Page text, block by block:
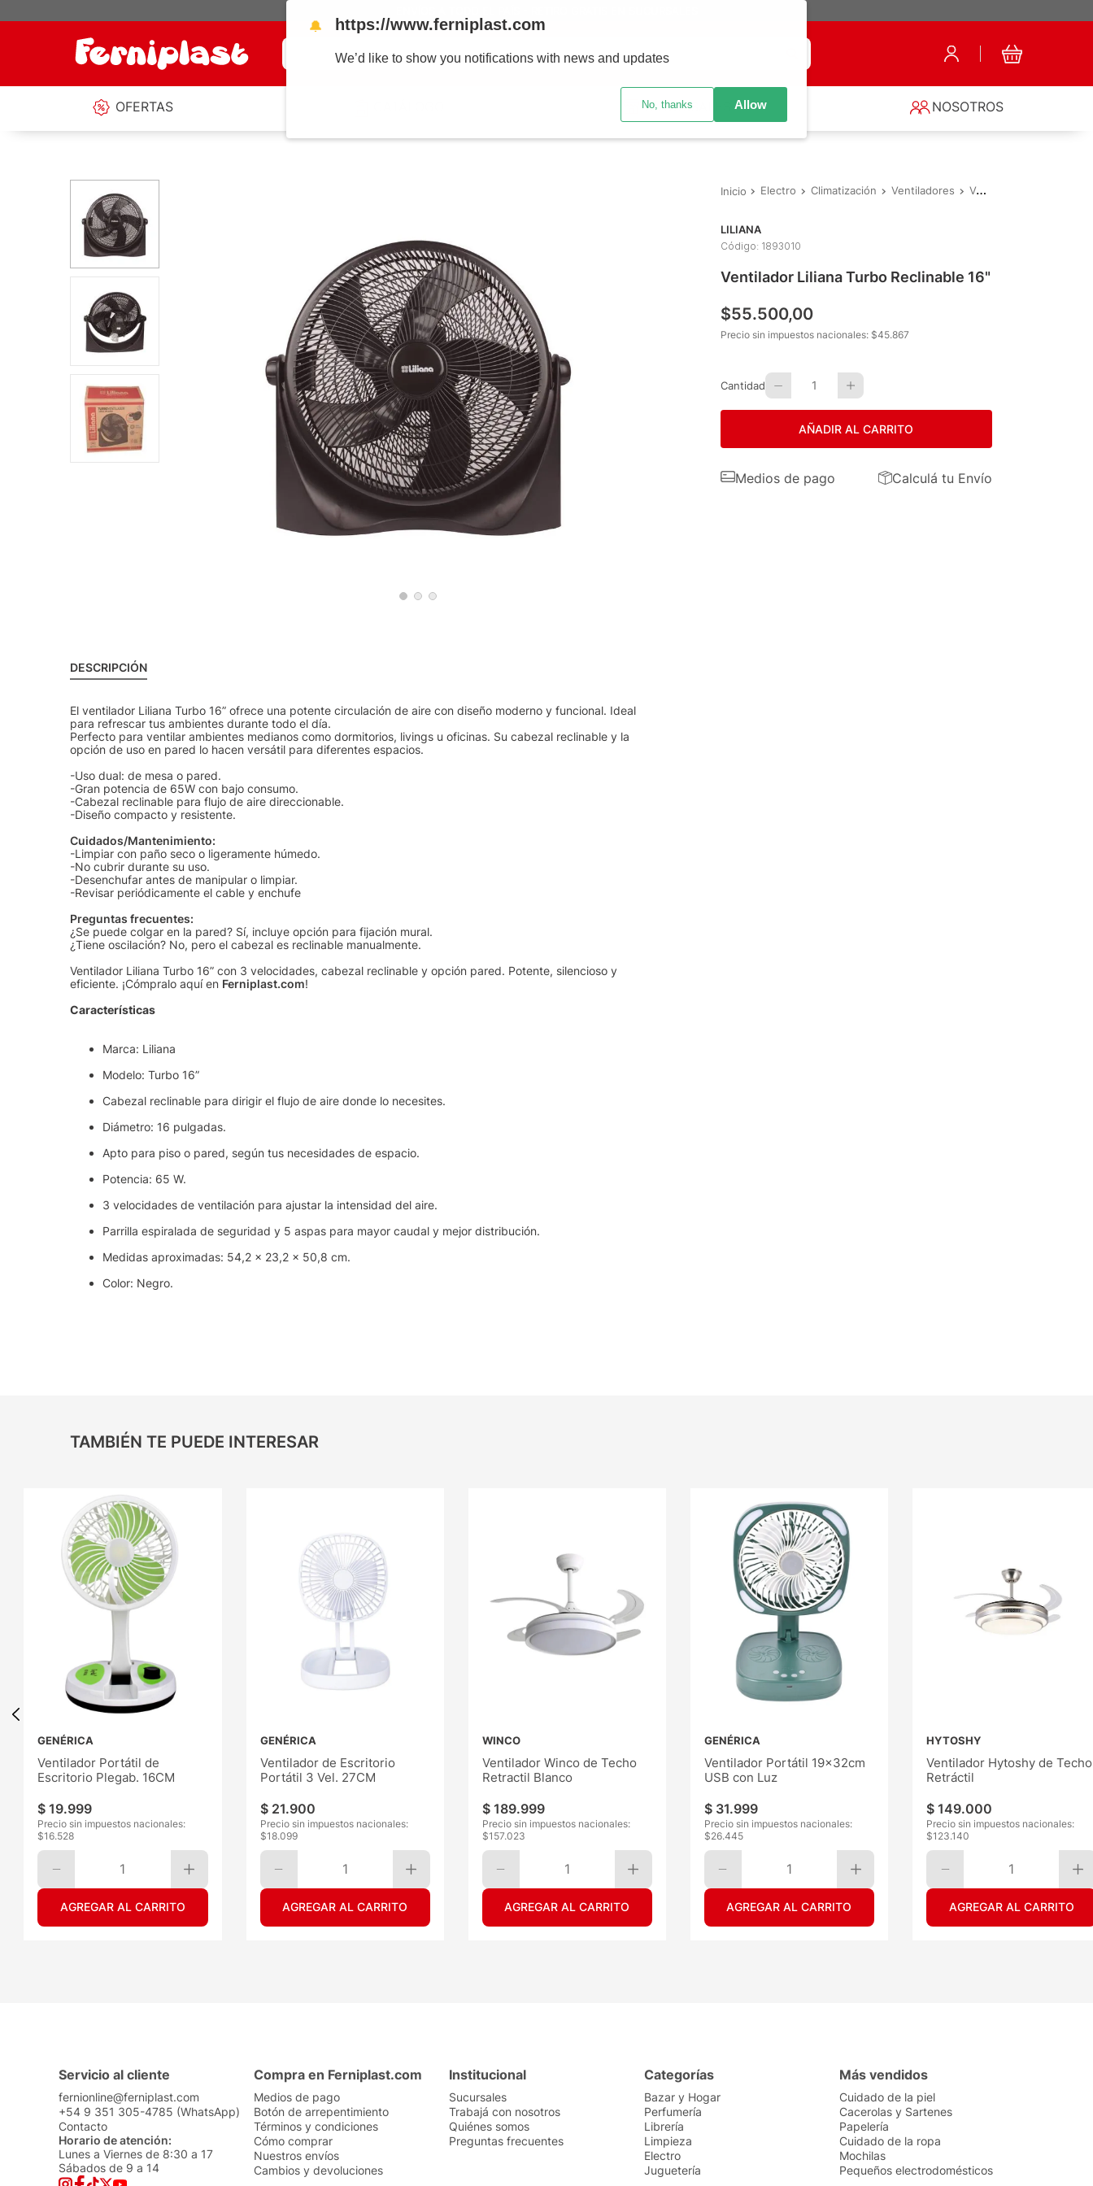
¿Qué estás buscando?
OFERTAS SUCURSALES NOSOTROS
DESCRIPCIÓN
El ventilador Liliana Turbo 16” ofrece una potente circulación de aire con diseño moderno y funcional. Ideal
para refrescar tus ambientes durante todo el día.
Perfecto para ventilar ambientes medianos como dormitorios, livings u oficinas. Su cabezal reclinable y la
opción de uso en pared lo hacen versátil para diferentes espacios.
-Uso dual: de mesa o pared.
-Gran potencia de 65W con bajo consumo.
-Cabezal reclinable para flujo de aire direccionable.
-Diseño compacto y resistente.
Cuidados/Mantenimiento:
-Limpiar con paño seco o ligeramente húmedo.
-No cubrir durante su uso.
-Desenchufar antes de manipular o limpiar.
-Revisar periódicamente el cable y enchufe
Preguntas frecuentes:
¿Se puede colgar en la pared? Sí, incluye opción para fijación mural.
¿Tiene oscilación? No, pero el cabezal es reclinable manualmente.
Ventilador Liliana Turbo 16” con 3 velocidades, cabezal reclinable y opción pared. Potente, silencioso y
eficiente. ¡Cómpralo aquí en Ferniplast.com!
Características
Marca: Liliana
Modelo: Turbo 16”
Cabezal reclinable para dirigir el flujo de aire donde lo necesites.
Diámetro: 16 pulgadas.
Apto para piso o pared, según tus necesidades de espacio.
Potencia: 65 W.
3 velocidades de ventilación para ajustar la intensidad del aire.
Parrilla espiralada de seguridad y 5 aspas para mayor caudal y mejor distribución.
Medidas aproximadas: 54,2 × 23,2 × 50,8 cm.
Color: Negro.
Electro Climatización Ventiladores Ventilador Liliana Turbo Reclinable 16"
LILIANA
Código: 1893010
Ventilador Liliana Turbo Reclinable 16"
$55.500,00
Precio sin impuestos nacionales: $45.867
Cantidad 1
AÑADIR AL CARRITO
Medios de pago Calculá tu Envío
TAMBIÉN TE PUEDE INTERESAR
GENÉRICA
Ventilador Portátil de
Escritorio Plegab. 16CM
$ 19.999
Precio sin impuestos nacionales:
$16.528
1
AGREGAR AL CARRITO
GENÉRICA
Ventilador de Escritorio
Portátil 3 Vel. 27CM
$ 21.900
Precio sin impuestos nacionales:
$18.099
1
AGREGAR AL CARRITO
WINCO
Ventilador Winco de Techo
Retractil Blanco
$ 189.999
Precio sin impuestos nacionales:
$157.023
1
AGREGAR AL CARRITO
GENÉRICA
Ventilador Portátil 19x32cm
USB con Luz
$ 31.999
Precio sin impuestos nacionales:
$26.445
1
AGREGAR AL CARRITO
HYTOSHY
Ventilador Hytoshy de Techo
Retráctil
$ 149.000
Precio sin impuestos nacionales:
$123.140
1
AGREGAR AL CARRITO
Servicio al cliente
fernionline@ferniplast.com
+54 9 351 305-4785 (WhatsApp)
Contacto
Horario de atención:
Lunes a Viernes de 8:30 a 17
Sábados de 9 a 14
Compra en Ferniplast.com
Medios de pago
Botón de arrepentimiento
Términos y condiciones
Cómo comprar
Nuestros envíos
Cambios y devoluciones
Institucional
Sucursales
Trabajá con nosotros
Quiénes somos
Preguntas frecuentes
Categorías
Bazar y Hogar
Perfumería
Librería
Limpieza
Electro
Juguetería
Más vendidos
Cuidado de la piel
Cacerolas y Sartenes
Papelería
Cuidado de la ropa
Mochilas
Pequeños electrodomésticos
🔔 https://www.ferniplast.com
We’d like to show you notifications with news and updates
No, thanks Allow